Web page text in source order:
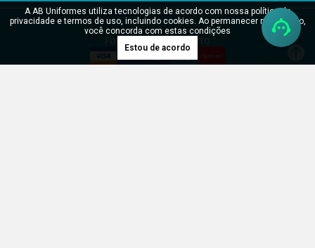
FORMAS DE PAGAMENTO
A AB Uniformes utiliza tecnologias de acordo com nossa política de
privacidade e termos de uso, incluindo cookies. Ao permanecer navegando,
você concorda com estas condições
Estou de acordo